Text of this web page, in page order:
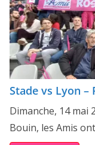
Stade vs Lyon
Dimanche, 14 mai
Bouin, les Amis